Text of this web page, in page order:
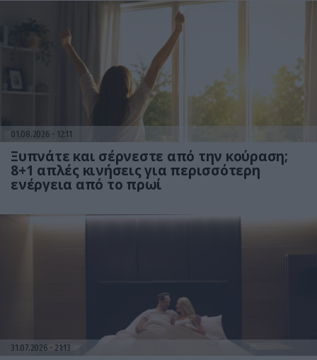
01.08.2026 12:11
Ξυπνάτε και σέρνεστε από την κούραση;
8+1 απλές κινήσεις για περισσότερη
ενέργεια από το πρωί
31.07.2026 21:13